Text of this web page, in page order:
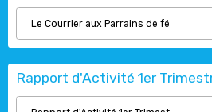
Le Courrier aux Parrains de fé
Rapport d'Activité 1er